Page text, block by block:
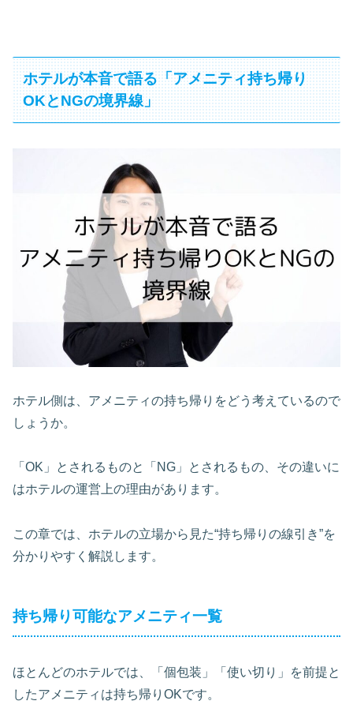
ホテルが本音で語る「アメニティ持ち帰り
OKとNGの境界線」
ホテル側は、アメニティの持ち帰りをどう考えているので
しょうか。
「OK」とされるものと「NG」とされるもの、その違いに
はホテルの運営上の理由があります。
この章では、ホテルの立場から見た“持ち帰りの線引き”を
分かりやすく解説します。
持ち帰り可能なアメニティ一覧
ほとんどのホテルでは、「個包装」「使い切り」を前提と
したアメニティは持ち帰りOKです。